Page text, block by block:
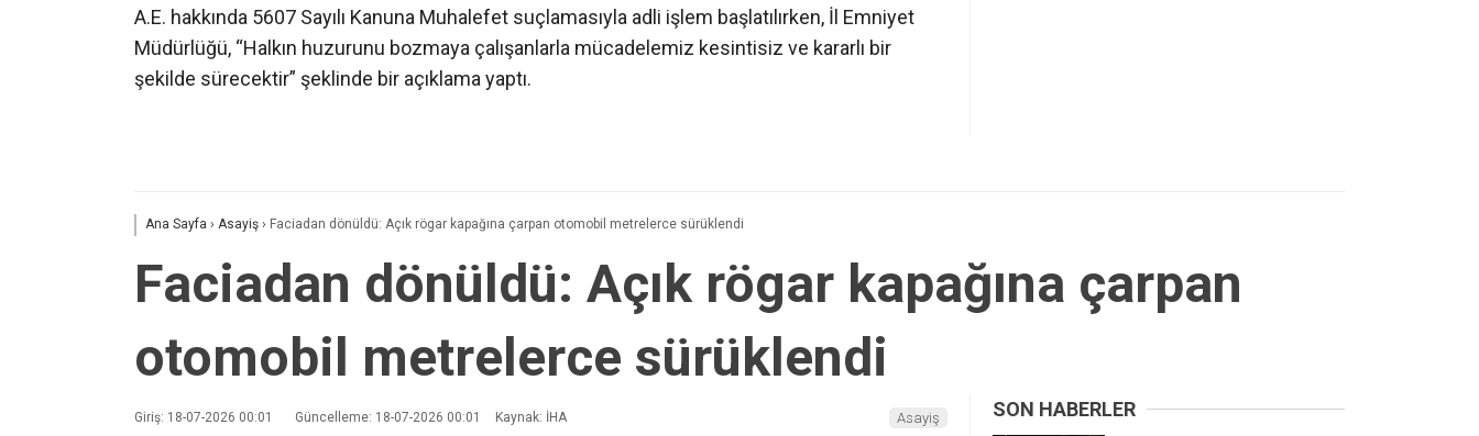
A.E. hakkında 5607 Sayılı Kanuna Muhalefet suçlamasıyla adli işlem başlatılırken, İl Emniyet
Müdürlüğü, “Halkın huzurunu bozmaya çalışanlarla mücadelemiz kesintisiz ve kararlı bir
şekilde sürecektir” şeklinde bir açıklama yaptı.
Ana Sayfa › Asayiş › Faciadan dönüldü: Açık rögar kapağına çarpan otomobil metrelerce sürüklendi
Faciadan dönüldü: Açık rögar kapağına çarpan
otomobil metrelerce sürüklendi
Giriş: 18-07-2026 00:01 Güncelleme: 18-07-2026 00:01 Kaynak: İHA Asayiş SON HABERLER